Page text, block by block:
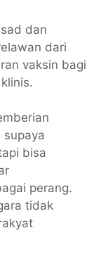
dan
dari
vaksin bagi
supaya
bisa
perang.
tidak